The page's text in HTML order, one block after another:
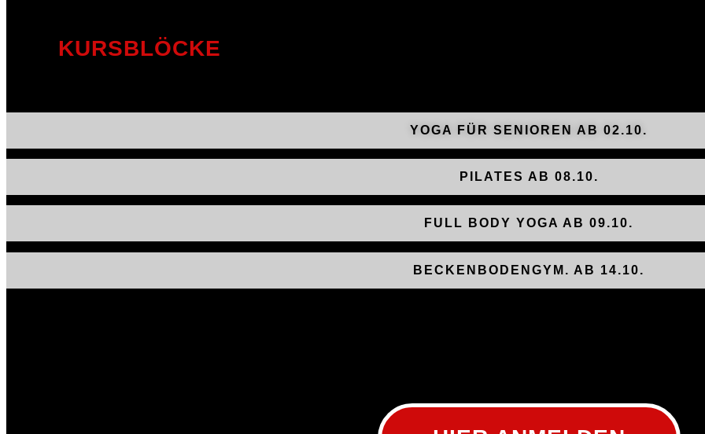
KURSBLÖCKE
YOGA FÜR SENIOREN AB 02.10.
PILATES AB 08.10.
FULL BODY YOGA AB 09.10.
BECKENBODENGYM. AB 14.10.